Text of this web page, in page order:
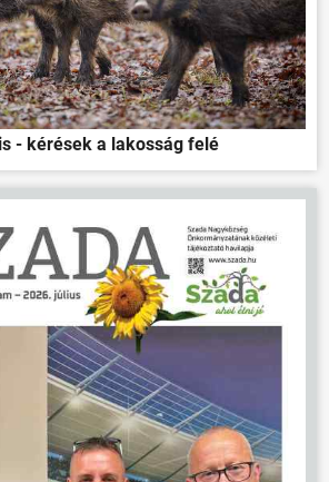
ÖNKORMÁNYZAT
ÜGYINTÉZÉS
KÖZÖSSÉG
HÍREK
- kérések a lakosság felé